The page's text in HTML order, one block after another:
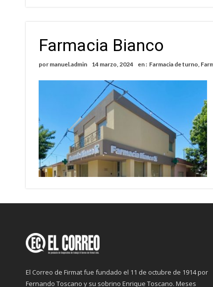
Alerta meteorológico: el SMN advierte
Distinguieron a Ramiro Maldonado, el
Villada: evalúan obras preventivas ante
Farmacia Bianco
por manuel.admin 14 marzo, 2024 en : Farmacia de turno,
El Correo de Firmat fue fundado el 11 de octubre de 1914 por
Fernando Toscano y su sobrino Enrique Toscano. Meses